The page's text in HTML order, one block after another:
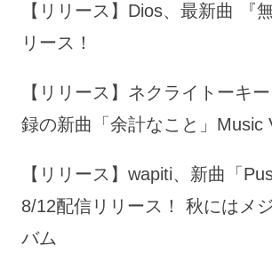
【リリース】Dios、最新曲 『
リース！
【リリース】ネクライトーキ
録の新曲「余計なこと」Music
【リリース】wapiti、新曲「
8/12配信リリース！ 秋にはメ
バム